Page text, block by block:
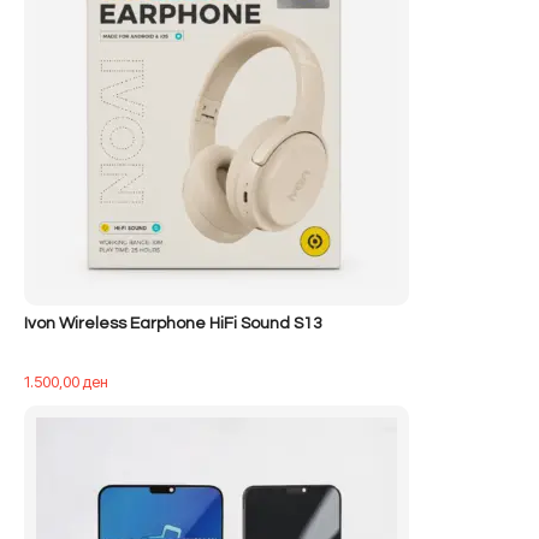
Ivon Wireless Earphone HiFi Sound S13
1.500,00ден